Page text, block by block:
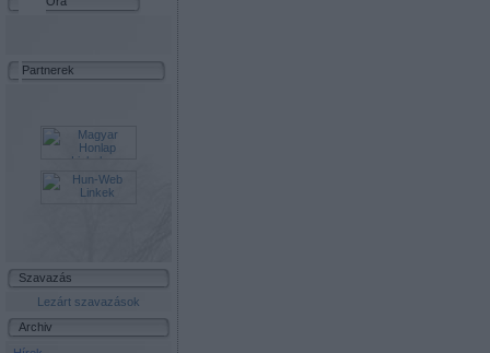
Partnerek
Szavazás
Lezárt szavazások
Archiv